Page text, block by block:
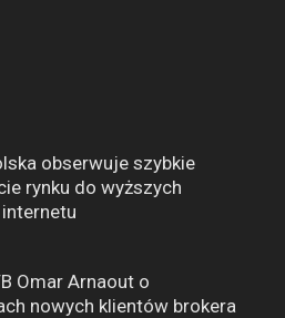
obserwuje szybkie
rynku do wyższych
Omar Arnaout o
nowych klientów brokera